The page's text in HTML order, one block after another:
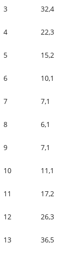
3 32,4
4 22,3
5 15,2
6 10,1
7 7,1
8 6,1
9 7,1
10 11,1
11 17,2
12 26,3
13 36,5